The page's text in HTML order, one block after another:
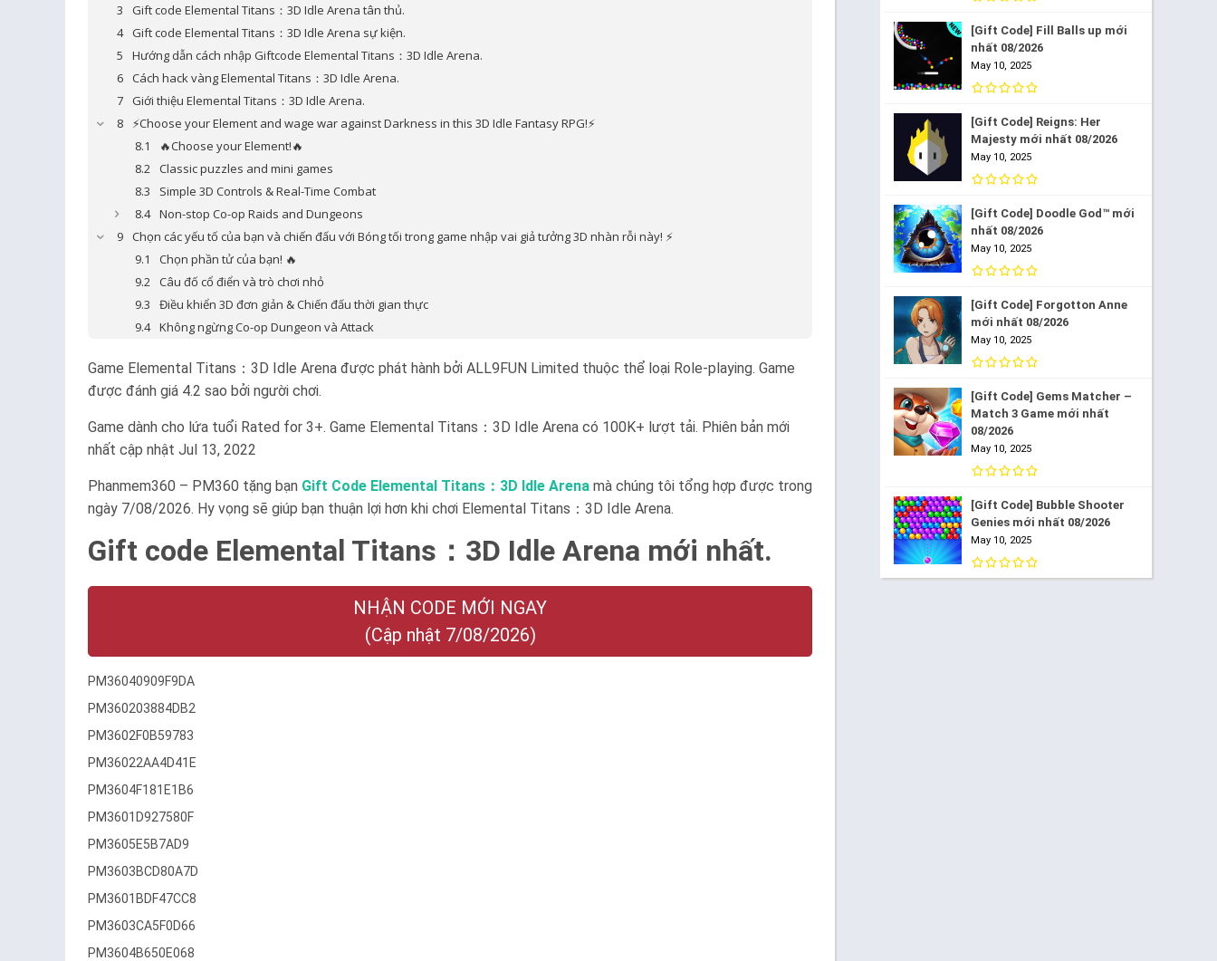
Gift code Elemental Titans：3D Idle Arena tân thủ.
Gift code Elemental Titans：3D Idle Arena sự kiện.
Hướng dẫn cách nhập Giftcode Elemental Titans：3D Idle Arena.
Cách hack vàng Elemental Titans：3D Idle Arena.
Giới thiệu Elemental Titans：3D Idle Arena.
⚡️Choose your Element and wage war against Darkness in this 3D Idle Fantasy RPG!⚡️
🔥Choose your Element!🔥
Classic puzzles and mini games
Simple 3D Controls & Real-Time Combat
Non-stop Co-op Raids and Dungeons
️️Chọn các yếu tố của bạn và chiến đấu với Bóng tối trong game nhập vai giả tưởng 3D nhàn rỗi này! ⚡️
Chọn phần tử của bạn! 🔥
Câu đố cổ điển và trò chơi nhỏ
Điều khiển 3D đơn giản & Chiến đấu thời gian thực
Không ngừng Co-op Dungeon và Attack
Game Elemental Titans：3D Idle Arena được phát hành bởi ALL9FUN Limited thuộc thể loại Role-playing. Game
được đánh giá 4.2 sao bởi người chơi.
Game dành cho lứa tuổi Rated for 3+. Game Elemental Titans：3D Idle Arena có 100K+ lượt tải. Phiên bản mới
nhất cập nhật Jul 13, 2022
Phanmem360 – PM360 tặng bạn Gift Code Elemental Titans：3D Idle Arena mà chúng tôi tổng hợp được trong
ngày 7/08/2026. Hy vọng sẽ giúp bạn thuận lợi hơn khi chơi Elemental Titans：3D Idle Arena.
Gift code Elemental Titans：3D Idle Arena mới nhất.
NHẬN CODE MỚI NGAY
(Cập nhật 7/08/2026)
PM36040909F9DA
PM360203884DB2
PM3602F0B59783
PM36022AA4D41E
PM3604F181E1B6
PM3601D927580F
PM3605E5B7AD9
PM3603BCD80A7D
PM3601BDF47CC8
PM3603CA5F0D66
PM3604B650E068
[Gift Code] Fill Balls up mới
nhất 08/2026
May 10, 2025
[Gift Code] Reigns: Her
Majesty mới nhất 08/2026
May 10, 2025
[Gift Code] Doodle God™ mới
nhất 08/2026
May 10, 2025
[Gift Code] Forgotton Anne
mới nhất 08/2026
May 10, 2025
[Gift Code] Gems Matcher –
Match 3 Game mới nhất
08/2026
May 10, 2025
[Gift Code] Bubble Shooter
Genies mới nhất 08/2026
May 10, 2025